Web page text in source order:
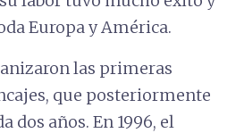
Europa y América.
las primeras
que posteriormente
dos años. En 1996, el